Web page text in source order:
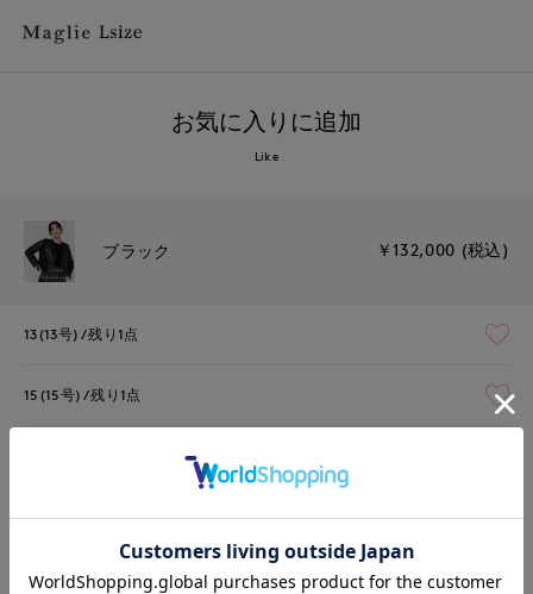
お気に入りに追加
Like
ブラック ￥132,000 (税込)
13(13号) 残り1点
15(15号) 残り1点